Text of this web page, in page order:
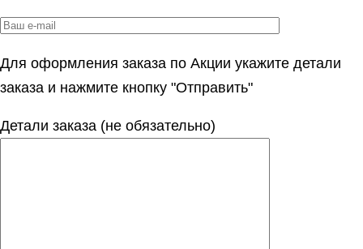
Для оформления заказа по Акции укажите детали
заказа и нажмите кнопку "Отправить"
Детали заказа (не обязательно)